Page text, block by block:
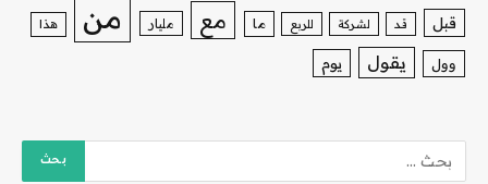
قبل قد لشركة للربع ما مع مليار من هذا
وول يقول يوم